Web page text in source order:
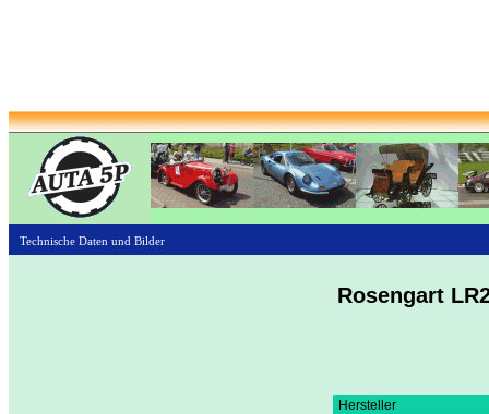
Technische Daten und Bilder
Rosengart
Hersteller